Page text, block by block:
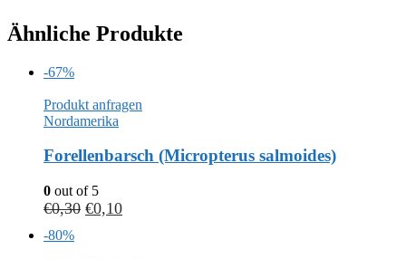
Ähnliche Produkte
-67%
Produkt anfragen
Nordamerika
Forellenbarsch (Micropterus salmoides)
0 out of 5
€0,30 €0,10
-80%